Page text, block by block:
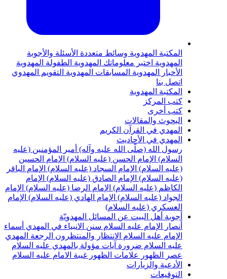
المهدويةوسائط متعددةالأسئلة والأجوبة
اختبر معلوماتك المهدويةالطفولة المهدوية
المهدويةالمسابقات المهدويةالتقويم المهدوي
المهدوية
والمقالات
في القرآن الكريم
في الأحاديث
الله (صلّى الله عليه وآله) أمير المؤمنين (عليه
الإمام الحسن (عليه السلام) الإمام الحسين
الإمام السجاد (عليه السلام) الإمام الباقر
الإمام الصادق (عليه السلام) الإمام
(عليه السلام) الإمام الرضا (عليه السلام) الإمام
(عليه السلام) الإمام الهادي (عليه السلام) الإمام
(عليه السلام)
أهل البيت عن المسائل المهدويّة
الإمام عليه السلامسنن الانبياء في المهديأسماء
عليه السلامالانتظار والمنتظرونالرجعةالمهدي
السلام ضرورة آيات مؤولة بالمهدي عليه السلام
علامات الظهورغيبة الامام عليه السلام
والزيارات